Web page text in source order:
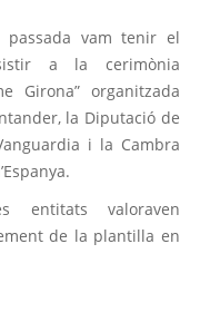
passada vam tenir el
a la cerimònia
Girona” organitzada
la Diputació de
i la Cambra
entitats valoraven
de la plantilla en